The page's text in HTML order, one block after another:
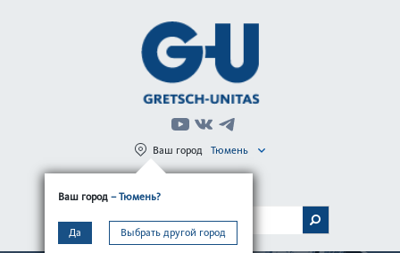
Ваш город – Тюмень?
Да Выбрать другой город
Ваш город Тюмень
МЕНЮ